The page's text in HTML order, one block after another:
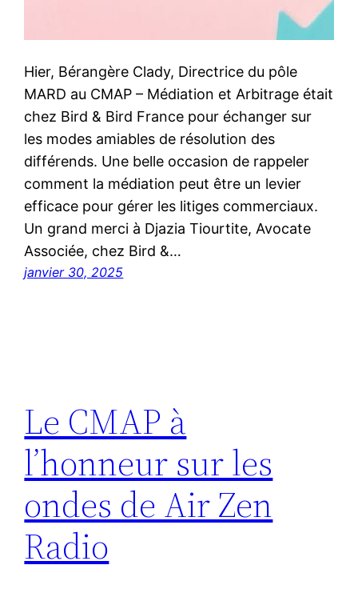
Hier, Bérangère Clady, Directrice du pôle
MARD au CMAP – Médiation et Arbitrage était
chez Bird & Bird France pour échanger sur
les modes amiables de résolution des
différends. Une belle occasion de rappeler
comment la médiation peut être un levier
efficace pour gérer les litiges commerciaux.
Un grand merci à Djazia Tiourtite, Avocate
Associée, chez Bird &…
janvier 30, 2025
Le CMAP à
l’honneur sur les
ondes de Air Zen
Radio